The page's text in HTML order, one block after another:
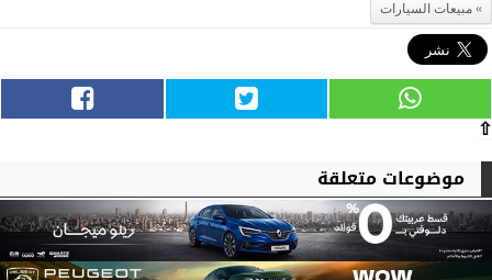
مبيعات السيارات
⇧
موضوعات متعلقة